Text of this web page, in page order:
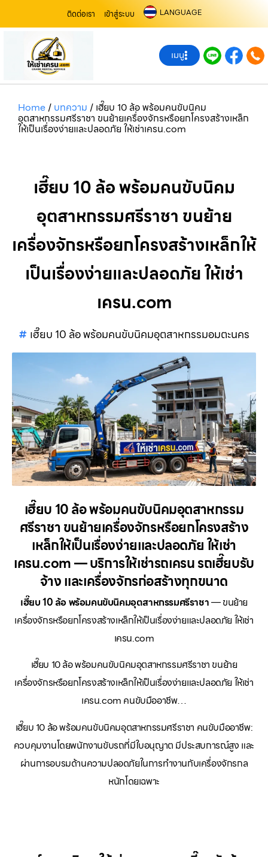
ติดต่อเรา เข้าสู่ระบบ LANGUAGE
เมนู
Home/ บทความ / เฮี๊ยบ 10 ล้อ พร้อมคนขับนิคม
อุตสาหกรรมศรีราชา ขนย้ายเครื่องจักรหรือยกโครงสร้างเหล็ก
ให้เป็นเรื่องง่ายและปลอดภัย ให้เช่าเครน.com
เฮี๊ยบ 10 ล้อ พร้อมคนขับนิคม
อุตสาหกรรมศรีราชา ขนย้าย
เครื่องจักรหรือยกโครงสร้างเหล็กให้
เป็นเรื่องง่ายและปลอดภัย ให้เช่า
เครน.com
เฮี๊ยบ 10 ล้อ พร้อมคนขับนิคมอุตสาหกรรมอมตะนคร
เฮี๊ยบ 10 ล้อ พร้อมคนขับนิคมอุตสาหกรรม
ศรีราชา ขนย้ายเครื่องจักรหรือยกโครงสร้าง
เหล็กให้เป็นเรื่องง่ายและปลอดภัย ให้เช่า
เครน.com — บริการให้เช่ารถเครน รถเฮี๊ยบรับ
จ้าง และเครื่องจักรก่อสร้างทุกขนาด
เฮี๊ยบ 10 ล้อ พร้อมคนขับนิคมอุตสาหกรรมศรีราชา— ขนย้าย
เครื่องจักรหรือยกโครงสร้างเหล็กให้เป็นเรื่องง่ายและปลอดภัย ให้เช่า
เครน.com
เฮี๊ยบ 10 ล้อ พร้อมคนขับนิคมอุตสาหกรรมศรีราชา ขนย้าย
เครื่องจักรหรือยกโครงสร้างเหล็กให้เป็นเรื่องง่ายและปลอดภัย ให้เช่า
เครน.com คนขับมืออาชีพ…
เฮี๊ยบ 10 ล้อ พร้อมคนขับนิคมอุตสาหกรรมศรีราชา คนขับมืออาชีพ:
ควบคุมงานโดยพนักงานขับรถที่มีใบอนุญาต มีประสบการณ์สูง และ
ผ่านการอบรมด้านความปลอดภัยในการทำงานกับเครื่องจักรกล
หนักโดยเฉพาะ